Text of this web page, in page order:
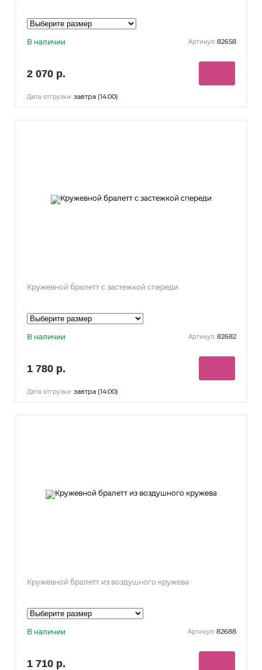
В наличии Артикул: 82658
2 070 р.
Дата отгрузки: завтра (14:00)
Кружевной бралетт с застежкой спереди
В наличии Артикул: 82682
1 780 р.
Дата отгрузки: завтра (14:00)
Кружевной бралетт из воздушного кружева
В наличии Артикул: 82688
1 710 р.